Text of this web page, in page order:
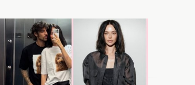
вчора 17:57
Копія колишньої: у Мережі активно
порівнюють нову дівчину Дантеса з
Дорофєєвою (ФОТО)